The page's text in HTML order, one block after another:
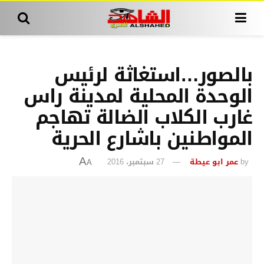
بالصور…استغاثة لرئيس
الوحدة المحلية لمدينة راس
غارب الكلاب الضالة تهاجم
المواطنين باشارع الحرية
by عمر ابو عيطة 27 سبتمبر، 2016 A
A